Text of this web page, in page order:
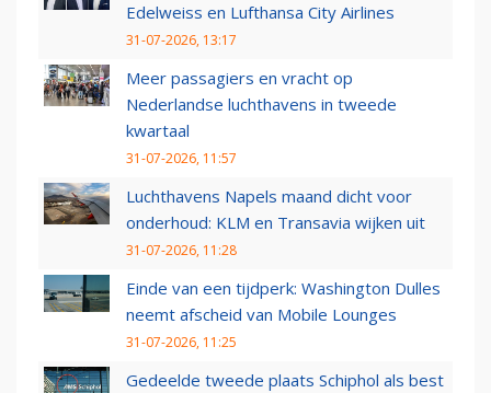
Edelweiss en Lufthansa City Airlines
31-07-2026, 13:17
Meer passagiers en vracht op
Nederlandse luchthavens in tweede
kwartaal
31-07-2026, 11:57
Luchthavens Napels maand dicht voor
onderhoud: KLM en Transavia wijken uit
31-07-2026, 11:28
Einde van een tijdperk: Washington Dulles
neemt afscheid van Mobile Lounges
31-07-2026, 11:25
Gedeelde tweede plaats Schiphol als best